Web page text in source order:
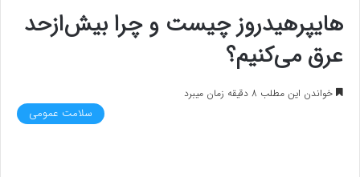
هایپرهیدروز چیست و چرا بیش‌ازحد
عرق می‌کنیم؟
خواندن این مطلب 8 دقیقه زمان میبرد
سلامت عمومی